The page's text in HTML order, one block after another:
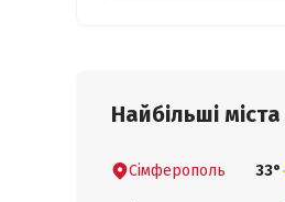
Найбільші міста
Сімферополь 33°